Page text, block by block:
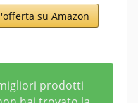
su Amazon
prodotti